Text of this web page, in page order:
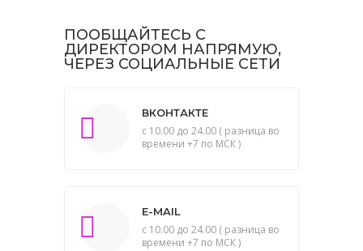
ПООБЩАЙТЕСЬ С
ДИРЕКТОРОМ НАПРЯМУЮ,
ЧЕРЕЗ СОЦИАЛЬНЫЕ СЕТИ
ВКОНТАКТЕ
с 10.00 до 24.00 ( разница во
времени +7 по МСК )
E-MAIL
с 10.00 до 24.00 ( разница во
времени +7 по МСК )